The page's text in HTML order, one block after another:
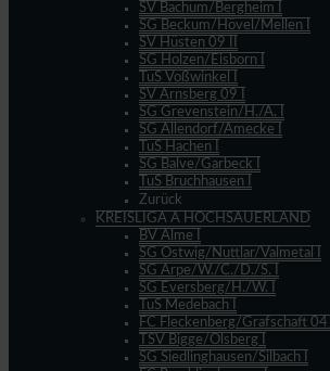
SV Bachum/Bergheim I
SG Beckum/Hövel/Mellen I
SV Hüsten 09 II
SG Holzen/Eisborn I
TuS Voßwinkel I
SV Arnsberg 09 I
SG Grevenstein/H./A. I
SG Allendorf/Amecke I
TuS Hachen I
SG Balve/Garbeck I
TuS Bruchhausen I
Zurück
KREISLIGA A HOCHSAUERLAND
BV Alme I
SG Ostwig/Nuttlar/Valmetal I
SG Arpe/W./C./D./S. I
SG Eversberg/H./W. I
TuS Medebach I
FC Fleckenberg/Grafschaft 04 I
TSV Bigge/Olsberg I
SG Siedlinghausen/Silbach I